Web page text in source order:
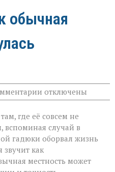
обычная
к
записи
укус:
как
обычная
прогулка
обернулась
трагедией»
отключены
где её совсем не
вспоминая случай в
гадюки оборвал жизнь
как
местность может